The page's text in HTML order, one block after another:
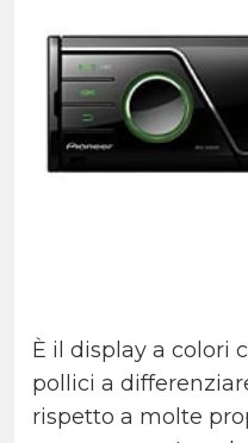
È il display a colori
pollici a
rispetto a molte